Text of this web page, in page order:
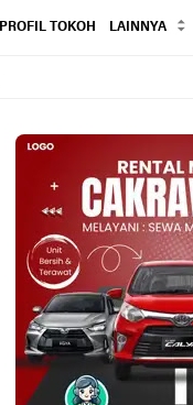
PROFIL TOKOH LAINNYA